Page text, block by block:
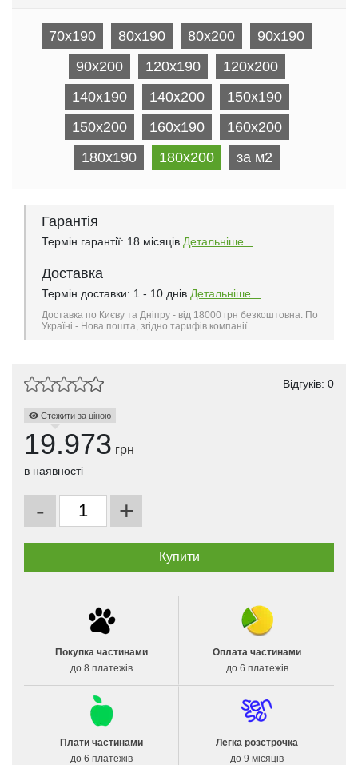
70x190 80x190 80x200
90x190
90x200
120x190
120x200
140x190
140x200
150x190
150x200
160x190
160x200
180x190
180x200 за м2
Гарантія
Термін гарантії: 18 місяців Детальніше...
Доставка
Термін доставки: 1 - 10 днів Детальніше...
Доставка по Києву та Дніпру - від 18000 грн безкоштовна. По
Україні - Нова пошта, згідно тарифів компанії..
Відгуків: 0
Стежити за ціною
19.973 грн
в наявності
- +
Покупка частинами
до 8 платежів
Оплата частинами
до 6 платежів
Плати частинами
до 6 платежів
Легка розстрочка
до 9 місяців